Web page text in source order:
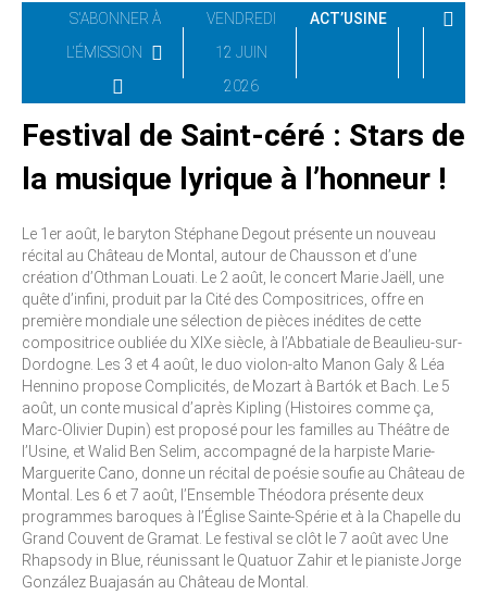
S'ABONNER À
L'ÉMISSION
VENDREDI
12 JUIN
2026
ACT’USINE
Festival de Saint-céré : Stars de
la musique lyrique à l’honneur !
Le 1er août, le baryton Stéphane Degout présente un nouveau
récital au Château de Montal, autour de Chausson et d’une
création d’Othman Louati. Le 2 août, le concert Marie Jaëll, une
quête d’infini, produit par la Cité des Compositrices, offre en
première mondiale une sélection de pièces inédites de cette
compositrice oubliée du XIXe siècle, à l’Abbatiale de Beaulieu-sur-
Dordogne. Les 3 et 4 août, le duo violon-alto Manon Galy & Léa
Hennino propose Complicités, de Mozart à Bartók et Bach. Le 5
août, un conte musical d’après Kipling (Histoires comme ça,
Marc-Olivier Dupin) est proposé pour les familles au Théâtre de
l’Usine, et Walid Ben Selim, accompagné de la harpiste Marie-
Marguerite Cano, donne un récital de poésie soufie au Château de
Montal. Les 6 et 7 août, l’Ensemble Théodora présente deux
programmes baroques à l’Église Sainte-Spérie et à la Chapelle du
Grand Couvent de Gramat. Le festival se clôt le 7 août avec Une
Rhapsody in Blue, réunissant le Quatuor Zahir et le pianiste Jorge
González Buajasán au Château de Montal.